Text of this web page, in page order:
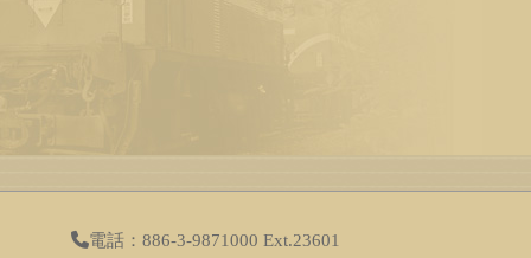
電話：886-3-9871000 Ext.23601